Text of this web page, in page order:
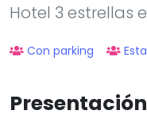
Hotel 3 estrellas
Con parking
Presentación